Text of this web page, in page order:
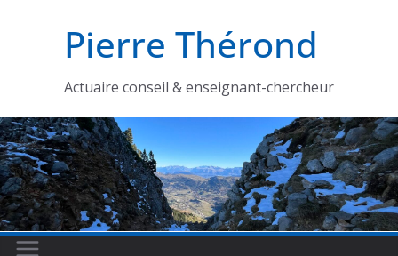
Pierre Thérond
Actuaire conseil & enseignant-chercheur